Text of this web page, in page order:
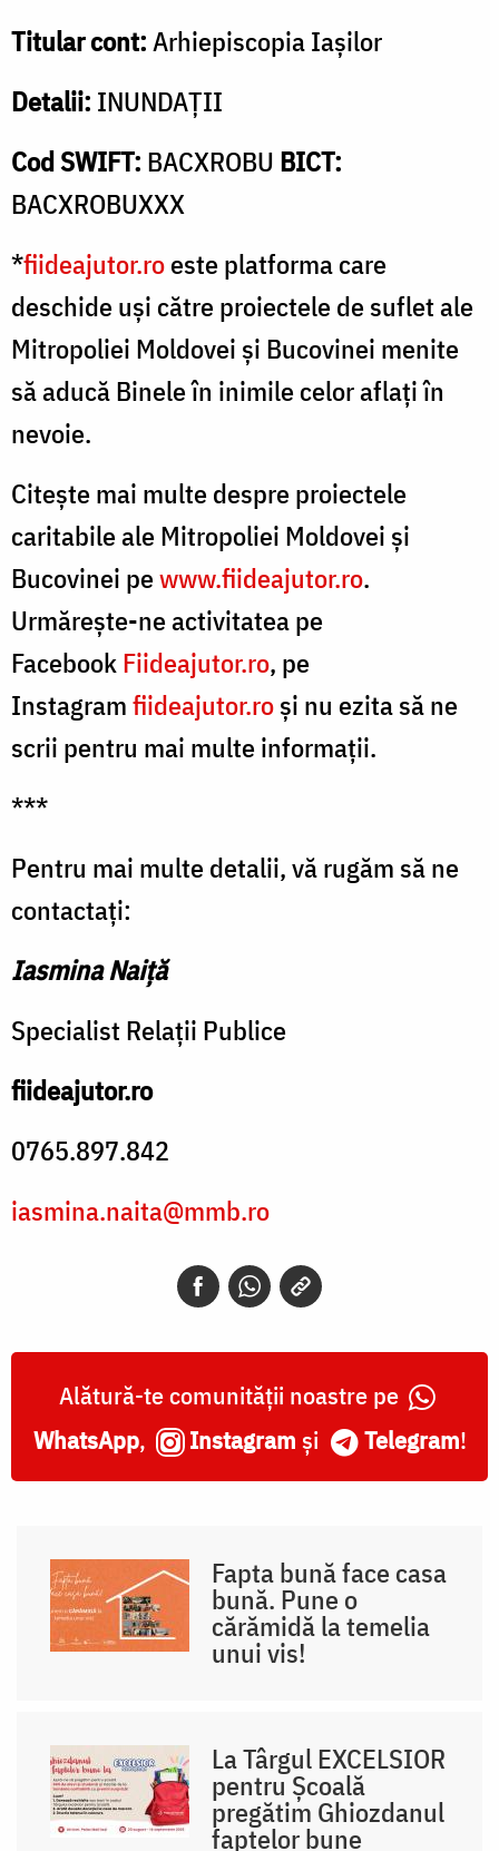
Titular cont:Arhiepiscopia Iașilor
Detalii: INUNDAȚII
Cod SWIFT: BACXROBU BICT:
BACXROBUXXX
*fiideajutor.roeste platforma care
deschide uși către proiectele de suflet ale
Mitropoliei Moldovei și Bucovinei menite
să aducă Binele în inimile celor aflați în
nevoie.
Citeşte mai multe despre proiectele
caritabile ale Mitropoliei Moldovei și
Bucovinei pewww.fiideajutor.ro.
Urmăreşte-ne activitatea pe
FacebookFiideajutor.ro, pe
Instagramfiideajutor.roşi nu ezita să ne
scrii pentru mai multe informații.
***
Pentru mai multe detalii, vă rugăm să ne
contactați:
Iasmina Naiță
Specialist Relații Publice
fiideajutor.ro
0765.897.842
iasmina.naita@mmb.ro
Alătură-te comunității noastre pe
WhatsApp, Instagram și Telegram!
Fapta bună face casa
bună. Pune o
cărămidă la temelia
unui vis!
La Târgul EXCELSIOR
pentru Școală
pregătim Ghiozdanul
faptelor bune